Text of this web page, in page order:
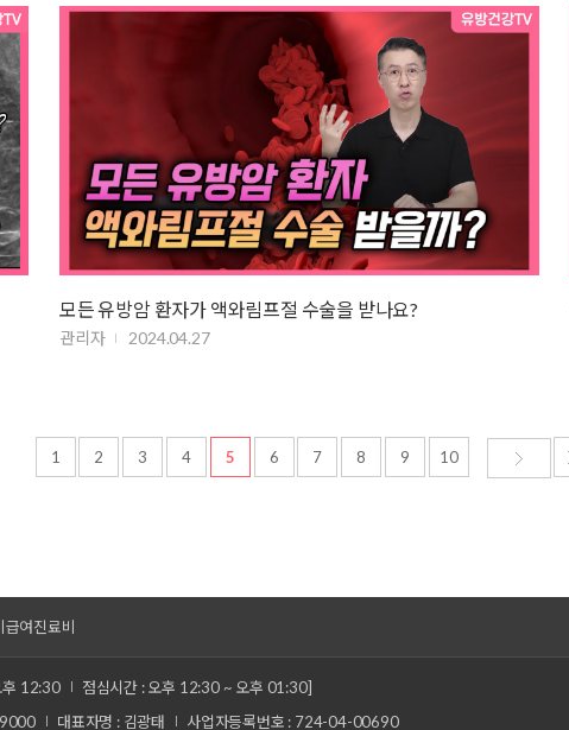
모든 유방암 환자가 액와림프절 수술을 받나요?
관리자 2024.04.27
1 2 3 4 5 6 7 8 9 10
급여진료비
후 12:30
점심시간 : 오후 12:30 ~ 오후 01:30]
대표자명 : 김광태 사업자등록번호 : 724-04-00690